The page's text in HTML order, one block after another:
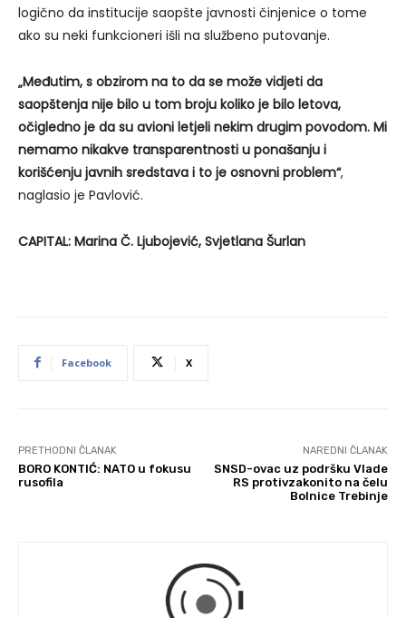
logično da institucije saopšte javnosti činjenice o tome
ako su neki funkcioneri išli na službeno putovanje.
„Međutim, s obzirom na to da se može vidjeti da
saopštenja nije bilo u tom broju koliko je bilo letova,
očigledno je da su avioni letjeli nekim drugim povodom. Mi
nemamo nikakve transparentnosti u ponašanju i
korišćenju javnih sredstava i to je osnovni problem“,
naglasio je Pavlović.
CAPITAL: Marina Č. Ljubojević, Svjetlana Šurlan
Facebook X
PRETHODNI ČLANAK
BORO KONTIĆ: NATO u fokusu
rusofila
NAREDNI ČLANAK
SNSD-ovac uz podršku Vlade
RS protivzakonito na čelu
Bolnice Trebinje